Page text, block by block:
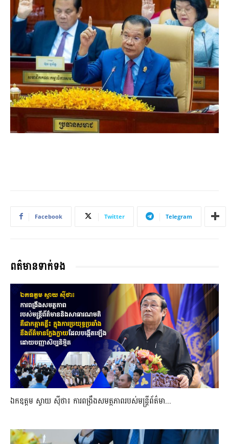
Facebook Twitter Telegram
ពត៌មានទាក់ទង
ឯកឧត្តម ស្វាយ ស៊ីថា៖ ការពង្រឹងសមត្ថភាពរបស់មន្ត្រីព័ត៌មា...